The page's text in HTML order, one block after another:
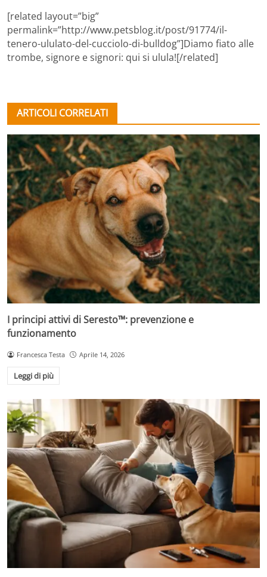
[related layout=”big”
permalink=”http://www.petsblog.it/post/91774/il-
tenero-ululato-del-cucciolo-di-bulldog”]Diamo fiato alle
trombe, signore e signori: qui si ulula![/related]
ARTICOLI CORRELATI
I principi attivi di Seresto™: prevenzione e
funzionamento
Francesca Testa Aprile 14, 2026
Leggi di più